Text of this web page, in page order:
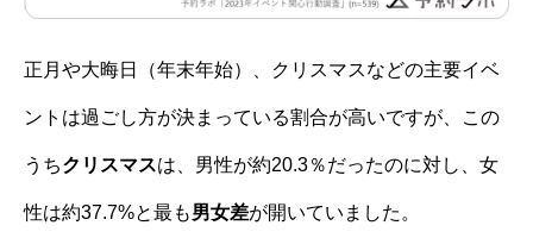
正月や大晦日（年末年始）、クリスマスなどの主要イベ
ントは過ごし方が決まっている割合が高いですが、この
うちクリスマスは、男性が約20.3％だったのに対し、女
性は約37.7%と最も男女差が開いていました。